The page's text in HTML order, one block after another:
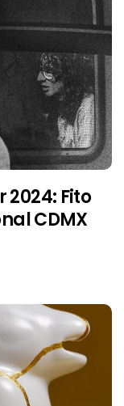
2024: Fito
CDMX